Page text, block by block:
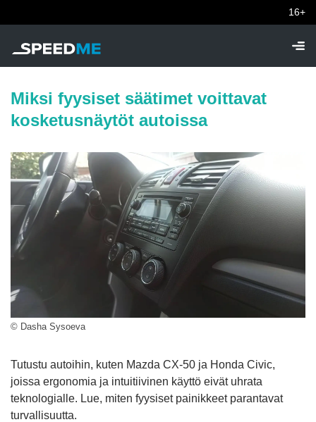
16+
Miksi fyysiset säätimet voittavat
kosketusnäytöt autoissa
© Dasha Sysoeva
Tutustu autoihin, kuten Mazda CX-50 ja Honda Civic,
joissa ergonomia ja intuitiivinen käyttö eivät uhrata
teknologialle. Lue, miten fyysiset painikkeet parantavat
turvallisuutta.